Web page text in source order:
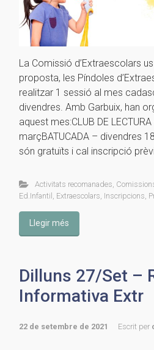
La Comissió d’Extraescolars
proposta, les Píndoles
realitzar 1 sessió al mes
divendres. Amb Garbuix, han
aquest mes:CLUB DE
marçBATUCADA – divendres
són gratuïts i cal inscripció
Activitats recomanades
Ed.Infantil Extraescolars Inscripcions
Llegir més
Dilluns 27/Set –
Informativa Extr
22 de setembre de 2021 Escrit per